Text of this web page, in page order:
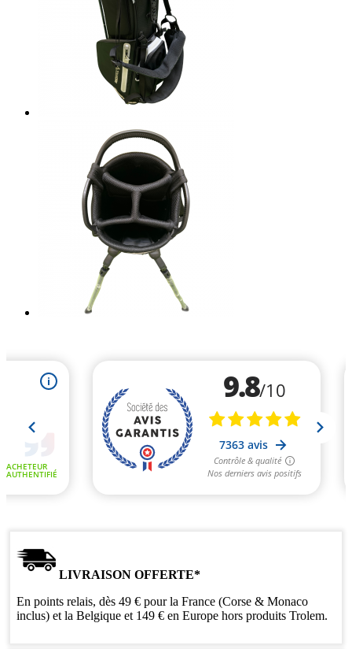
LIVRAISON OFFERTE*
En points relais, dès 49 € pour la France (Corse & Monaco
inclus) et la Belgique et 149 € en Europe hors produits Trolem.